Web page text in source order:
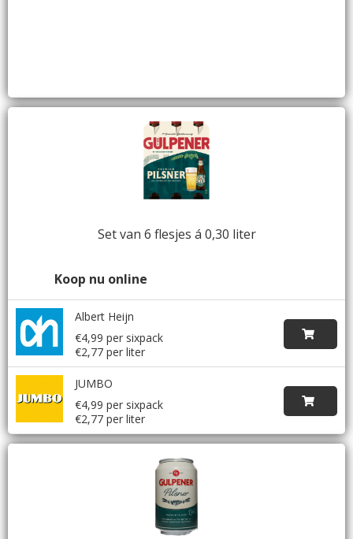
Set van 6 flesjes á 0,30 liter
Koop nu online
Albert Heijn
€4,99 per sixpack
€2,77 per liter
JUMBO
€4,99 per sixpack
€2,77 per liter